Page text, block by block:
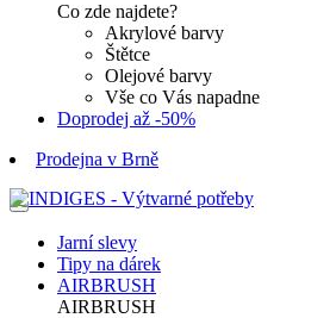
Co zde najdete?
Akrylové barvy
Štětce
Olejové barvy
Vše co Vás napadne
Doprodej až -50%
Prodejna v Brně
Jarní slevy
Tipy na dárek
AIRBRUSH
AIRBRUSH